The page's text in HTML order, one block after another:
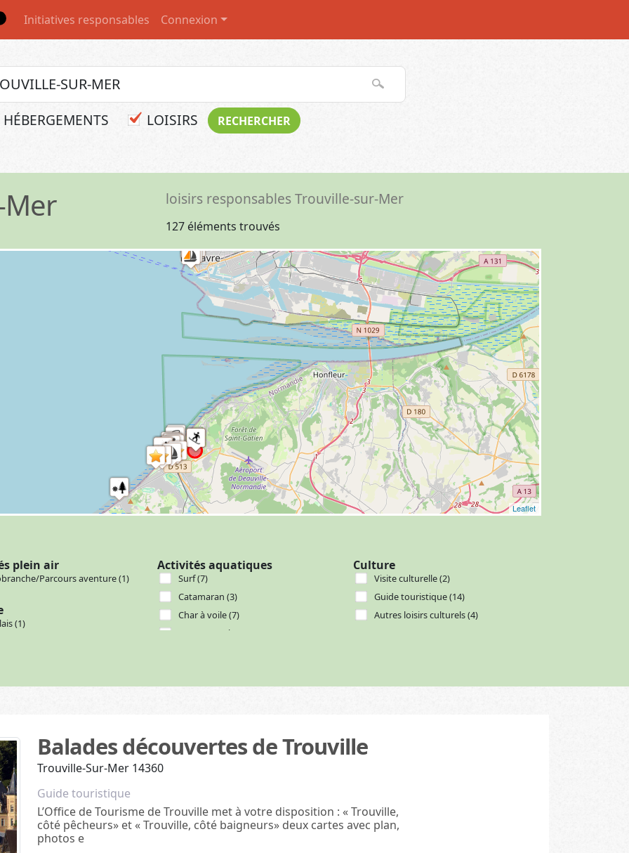
Initiatives responsables Connexion
HÉBERGEMENTS LOISIRS
Mer loisirs responsables Trouville-sur-Mer
127 éléments trouvés
Leaflet
plein air
Parcours aventure (1)
(1)
Vélo (1)
Activités aquatiques
Surf (7)
Catamaran (3)
Char à voile (7)
Canoë-Kayak (11)
Paddle (2)
Gastronomie
Terroir (3)
Attelage (1)
Randonnée avec animal (13)
Culture
Visite culturelle (2)
Guide touristique (14)
Autres loisirs culturels (4)
Balades découvertes de Trouville
Trouville-Sur-Mer 14360
Guide touristique
L’Office de Tourisme de Trouville met à votre disposition : « Trouville,
côté pêcheurs» et « Trouville, côté baigneurs» deux cartes avec plan,
photos e